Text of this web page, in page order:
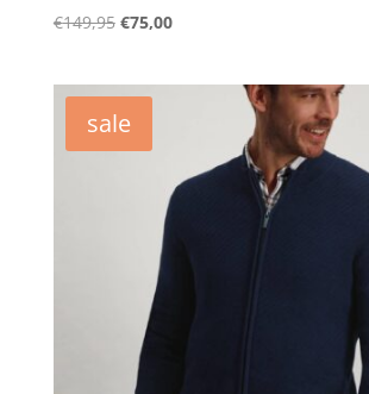
€149,95 Oorspronkelijke
€149,95.
€75,00Huidige
sale